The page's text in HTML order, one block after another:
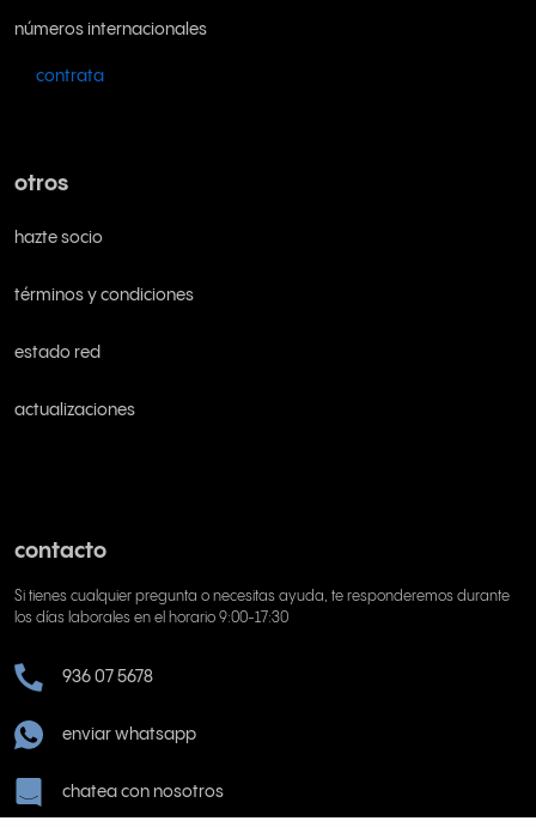
números internacionales
contrata
otros
hazte socio
términos y condiciones
estado red
actualizaciones
contacto
Si tienes cualquier pregunta o necesitas ayuda, te responderemos durante
los días laborales en el horario 9:00-17:30
936 07 5678
enviar whatsapp
chatea con nosotros